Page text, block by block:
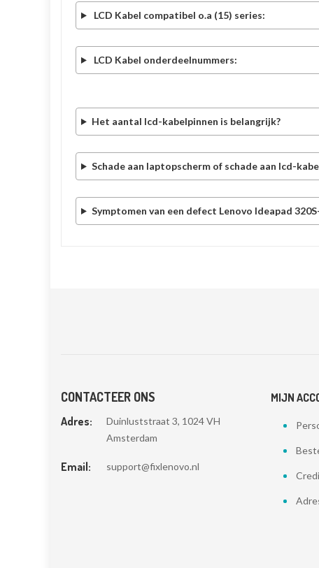
LCD Kabel compatibel o.a (15) series:
LCD Kabel onderdeelnummers:
Het aantal lcd-kabelpinnen is belangrijk?
Schade aan laptopscherm of schade aan lcd-
Symptomen van een defect Lenovo Ideapad
CONTACTEER ONS
Adres:
Duinluststraat 3, 1024 VH
Amsterdam
Email: support@fixlenovo.nl
MIJN